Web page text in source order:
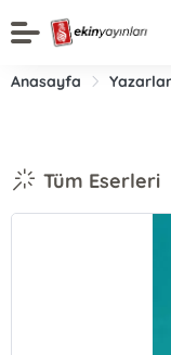
Anasayfa Yazarlar
Tüm Eserleri